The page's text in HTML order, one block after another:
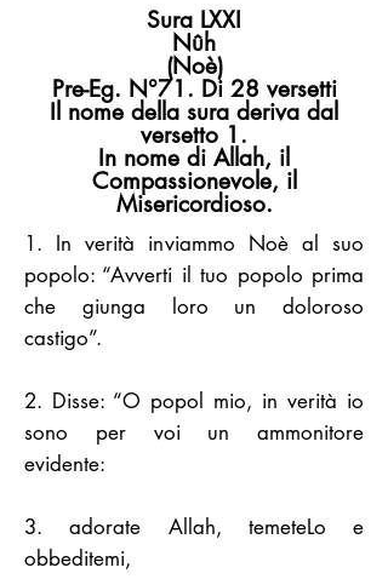
Sura LXXI
Nûh
(Noè)
Pre-Eg. N°71. Di 28 versetti
Il nome della sura deriva dal
versetto 1.
In nome di Allah, il
Compassionevole, il
Misericordioso.
1. In verità inviammo Noè al suo
popolo: “Avverti il tuo popolo prima
che giunga loro un doloroso
castigo”.
2. Disse: “O popol mio, in verità io
sono per voi un ammonitore
evidente:
3. adorate Allah, temeteLo e
obbeditemi,